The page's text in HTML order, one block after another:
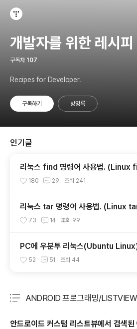
개발자를 위한 레시피
구독자 107
Recipes for Developer.
구독하기 방명록
인기글
리눅스 find 명령어 사용법. (Linux
mmand) - 리눅스 파일 검색.
180 29 조회 241
리눅스 tar 명령어 사용법. (Linux
mand) - 파일 압축 및 해제
73 14 조회 99
PC에 우분투 리눅스(Ubuntu
하기. (Install Ubuntu Linux on PC)
52 51 조회 44
ANDROID 프로그래밍/LISTVIEW
안드로이드 커스텀 리스트뷰에서 검색된